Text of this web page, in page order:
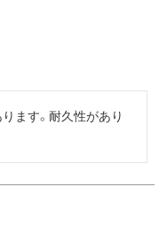
ます。耐久性があり